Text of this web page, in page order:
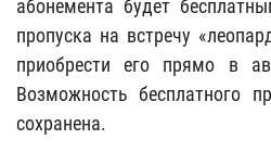
абонемента будет
пропуска на встречу
приобрести его прямо в
Возможность бесплатного
сохранена.